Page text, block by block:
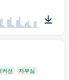
커션 자부심